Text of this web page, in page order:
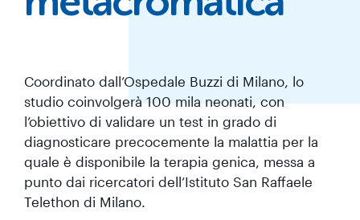
Coordinato dall’Ospedale Buzzi di Milano, lo
studio coinvolgerà 100 mila neonati, con
l’obiettivo di validare un test in grado di
diagnosticare precocemente la malattia per la
quale è disponibile la terapia genica, messa a
punto dai ricercatori dell’Istituto San Raffaele
Telethon di Milano.